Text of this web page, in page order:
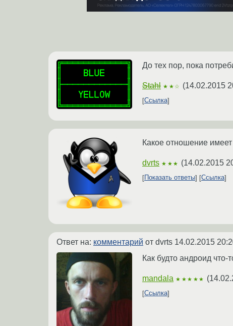
До тех пор, пока
Stahl ★★☆ (14.02.2015
Ссылка
Какое отношение
dvrts ★★★ (14.02.2015
Показать ответы Ссылка
Ответ на: комментарий от dvrts 14.02.2015
Как будто андроид что-
mandala ★★★★★ (
Ссылка